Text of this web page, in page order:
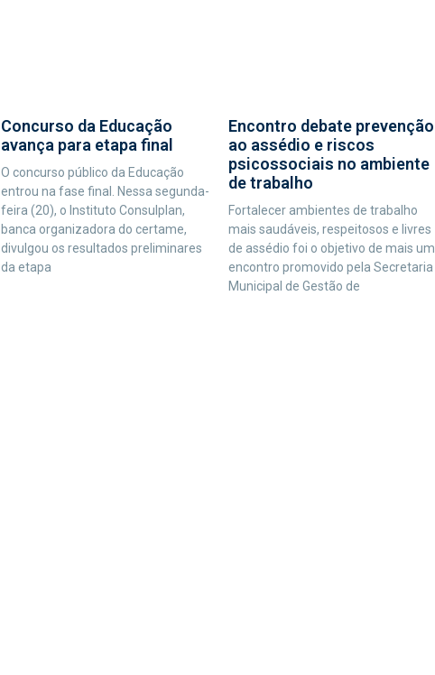
Concurso da Educação
avança para etapa final
O concurso público da Educação
entrou na fase final. Nessa segunda-
feira (20), o Instituto Consulplan,
banca organizadora do certame,
divulgou os resultados preliminares
da etapa
Encontro debate prevenção
ao assédio e riscos
psicossociais no ambiente
de trabalho
Fortalecer ambientes de trabalho
mais saudáveis, respeitosos e livres
de assédio foi o objetivo de mais um
encontro promovido pela Secretaria
Municipal de Gestão de